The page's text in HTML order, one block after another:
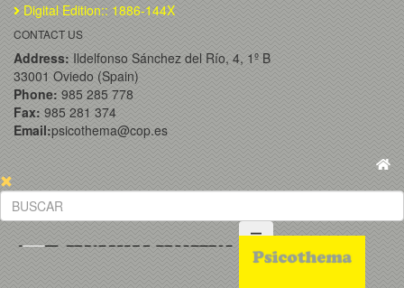
Digital Edition:: 1886-144X
CONTACT US
Address: Ildelfonso Sánchez del Río, 4, 1º B
33001 Oviedo (Spain)
Phone: 985 285 778
Fax: 985 281 374
Email:psicothema@cop.es